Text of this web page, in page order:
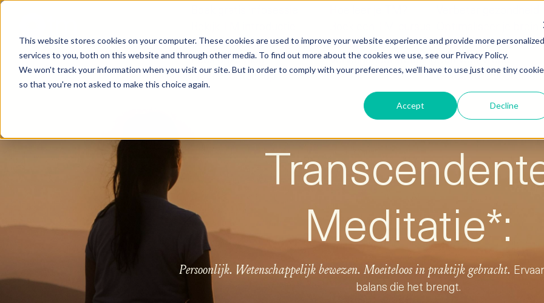
This website stores cookies on your computer. These cookies are used to improve your website experience and provide more personalized
services to you, both on this website and through other media. To find out more about the cookies we use, see our Privacy Policy.
We won't track your information when you visit our site. But in order to comply with your preferences, we'll have to use just one tiny cookie
so that you're not asked to make this choice again.
Accept Decline
Onderwezen door non-profit
Lees onze blog
Neem contact op
TM cursusprijs
Vervolgondersteuning
Versterk relaties
Cultiveer vrede
Ontdek alle voordelen
Meditatie*:
Persoonlijk. Wetenschappelijk bewezen. Moeiteloos in praktijk gebracht.
balans die het brengt.